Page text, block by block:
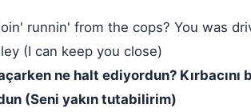
runnin' from the cops? You was
(I can keep you close)
ne halt ediyordun? Kırbacını
(Seni yakın tutabilirim)